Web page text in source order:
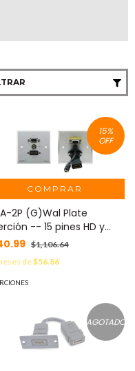
15%
OFF
COMPRAR
2P (G)Wal Plate
-- 15 pines HD y
Estéreo 3.5mm -- Gris
$1,106.64
de$56.86
AGOTADO